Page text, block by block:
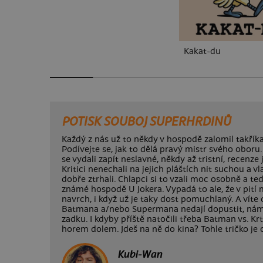
Kakat-du
POTISK SOUBOJ SUPERHRDINŮ
Každý z nás už to někdy v hospodě zalomil
Podívejte se, jak to dělá pravý mistr svého
se vydali zapít neslavné, někdy až tristní,
Kritici nenechali na jejich pláštích nit suchou a
dobře ztrhali. Chlapci si to vzali moc osobně a
známé hospodě U Jokera. Vypadá to ale, že v pití
navrch, i když už je taky dost pomuchlaný. A víte
Batmana a/nebo Supermana nedají dopustit,
zadku. I kdyby příště natočili třeba Batman vs.
horem dolem. Jdeš na ně do kina? Tohle tričko je
Kubi-Wan